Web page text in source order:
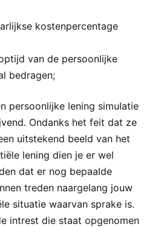
kostenpercentage
van de persoonlijke
bedragen;
persoonlijke lening simulatie
Ondanks het feit dat ze
uitstekend beeld van het
lening dien je er wel
dat er nog bepaalde
treden naargelang jouw
situatie waarvan sprake is.
intrest die staat opgenomen